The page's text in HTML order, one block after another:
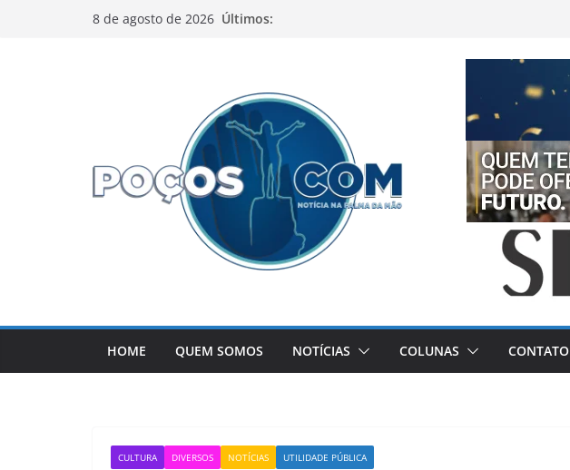
8 de agosto de 2026 Últimos:
HOME QUEM SOMOS NOTÍCIAS COLUNAS CONTATO
CULTURA DIVERSOS NOTÍCIAS UTILIDADE PÚBLICA